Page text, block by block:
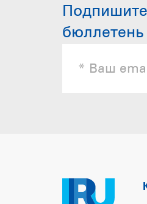
бюллетень